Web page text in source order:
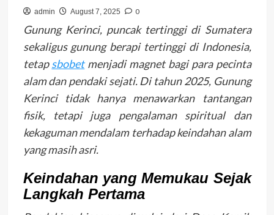
admin August 7, 2025 0
Gunung Kerinci, puncak tertinggi di Sumatera
sekaligus gunung berapi tertinggi di Indonesia,
tetapsbobetmenjadi magnet bagi para pecinta
alam dan pendaki sejati. Di tahun 2025, Gunung
Kerinci tidak hanya menawarkan tantangan
fisik, tetapi juga pengalaman spiritual dan
kekaguman mendalam terhadap keindahan alam
yang masih asri.
Keindahan yang Memukau Sejak
Langkah Pertama